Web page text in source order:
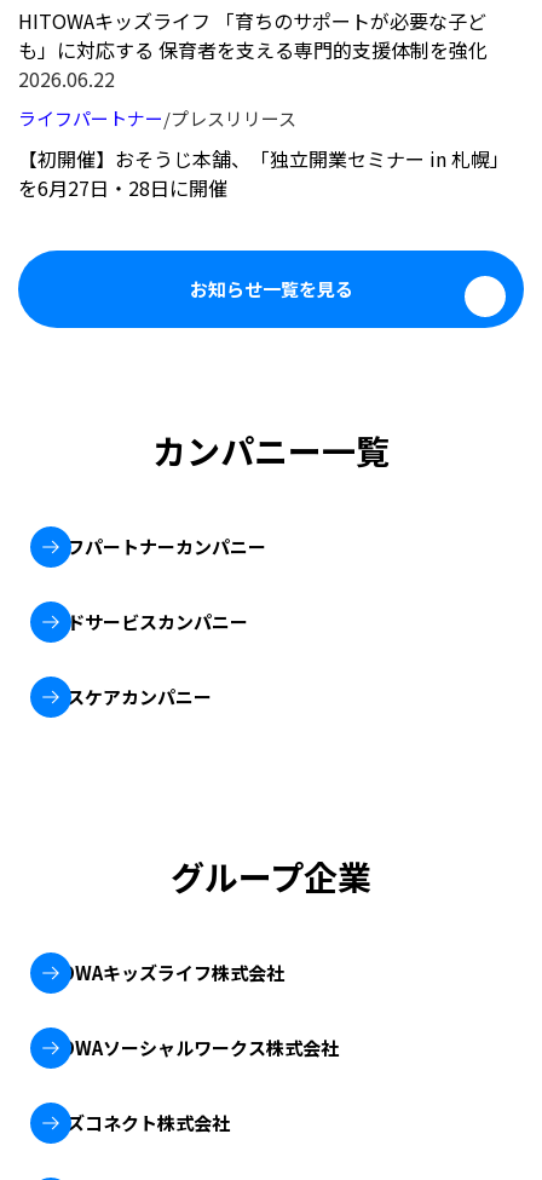
HITOWAキッズライフ 「育ちのサポートが必要な子ど
も」に対応する 保育者を支える専門的支援体制を強化
2026.06.22
ライフパートナー プレスリリース
【初開催】おそうじ本舗、「独立開業セミナー in 札幌」
を6月27日・28日に開催
お知らせ一覧を見る
カンパニー一覧
ライフパートナーカンパニー
フードサービスカンパニー
ヘルスケアカンパニー
グループ企業
HITOWAキッズライフ株式会社
HITOWAソーシャルワークス株式会社
キッズコネクト株式会社